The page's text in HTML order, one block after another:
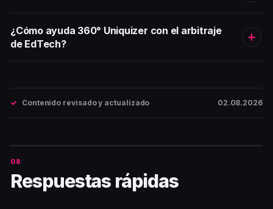
¿Cómo ayuda 360° Uniquizer con el arbitraje
de EdTech?
Contenido revisado y actualizado 02.08.2026
Respuestas rápidas